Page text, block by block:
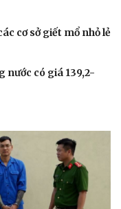
cơ sở giết mổ nhỏ lẻ
nước có giá 139,2-